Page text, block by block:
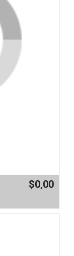
$0,00